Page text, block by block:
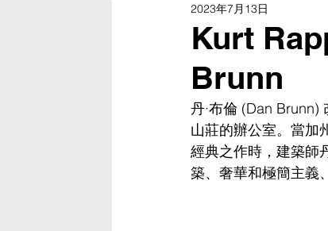
Kurt
Brunn
2023年7月13日
丹·布倫 (Dan Brunn)
山莊的辦公室。當加
經典之作時，建築師
築、奢華和極簡主義